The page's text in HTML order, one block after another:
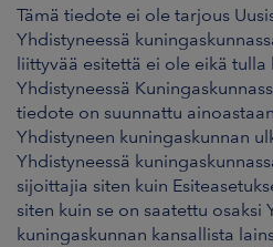
Tämä tiedote ei ole tarjous
Yhdistyneessä
liittyvää esitettä ei ole eikä tulla
Yhdistyneessä
tiedote on suunnattu
Yhdistyneen kuningaskunnan
Yhdistyneessä
sijoittajia siten kuin
siten kuin se on saatettu osaksi
kuningaskunnan kansallista